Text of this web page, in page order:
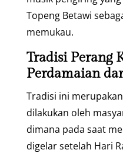
Topeng Betawi
memukau.
Tradisi Perang
Perdamaian
Tradisi ini
dilakukan oleh
dimana pada saat
digelar setelah Hari